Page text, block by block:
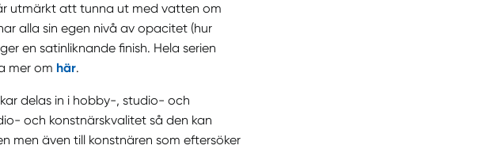
utmärkt att tunna ut med vatten om
alla sin egen nivå av opacitet (hur
en satinliknande finish. Hela serien
mer om här.
delas in i hobby-, studio- och
och konstnärskvalitet så den kan
men även till konstnären som eftersöker